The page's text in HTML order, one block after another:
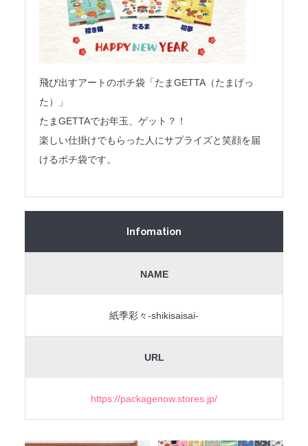
飛び出すアートのポチ袋「たまGETTA（たまげっ
た）」
たまGETTAでお年玉、ゲット？！
楽しい仕掛けでもらった人にサプライズと笑顔を届
けるポチ袋です。
Infomation
NAME
紙季彩々-shikisaisai-
URL
https://packagenow.stores.jp/